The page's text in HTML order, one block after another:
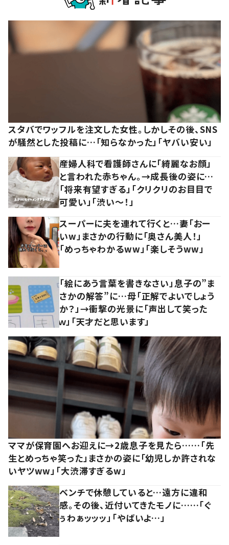
スタバでワッフルを注文した女性。しかしその後、SNS
が騒然とした投稿に…「知らなかった」「ヤバい安い」
産婦人科で看護師さんに「綺麗なお顔」
と言われた赤ちゃん。→成長後の姿に…
「将来有望すぎる」「クリクリのお目目で
可愛い」「渋い～！」
スーパーに夫を連れて行くと…妻「おー
いw」まさかの行動に「奥さん美人！」
「めっちゃわかるww」「楽しそうww」
「絵にあう言葉を書きなさい」息子の”ま
さかの解答”に…母「正解でよいでしょう
か？」→衝撃の光景に「声出して笑った
ｗ」「天才だと思います」
ママが保育園へお迎えに→2歳息子を見たら……「先
生とめっちゃ笑った」まさかの姿に「幼児しか許されな
いヤツww」「大渋滞すぎるw」
ベンチで休憩していると…遠方に違和
感。その後、近付いてきたモノに……「ぐ
ぅわぁッッッ」「やばいよ…」